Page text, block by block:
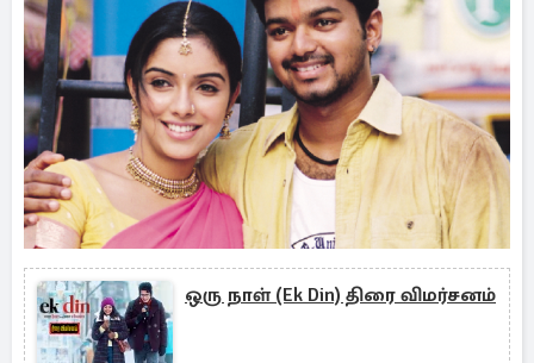
ஒரு நாள் (Ek Din) திரை விமர்சனம்